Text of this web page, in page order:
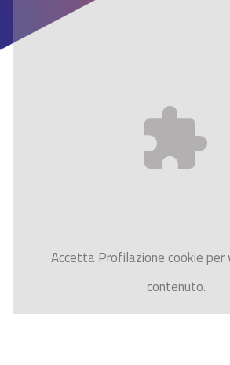
AccettaProfilazionecookie per
contenuto.